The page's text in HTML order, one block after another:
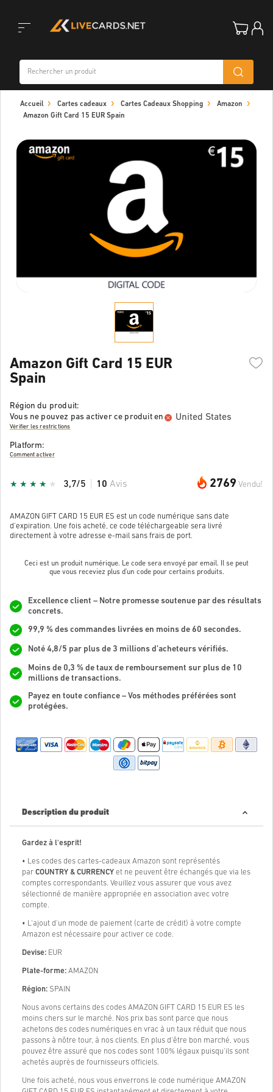
navigation
Accueil Cartes cadeaux Cartes Cadeaux Shopping
Amazon
Amazon Gift Card 15 EUR Spain
Amazon Gift Card 15 EUR
Spain
Région du produit:
Vous ne pouvez pas activer ce produit en
United States
Vérifier les restrictions
Platform:
Comment activer
2769 Vendu!
3,7/5 10 Avis
AMAZON GIFT CARD 15 EUR ES est un code numérique sans date
d'expiration. Une fois acheté, ce code téléchargeable sera livré
directement à votre adresse e-mail sans frais de port.
Ceci est un produit numérique. Le code sera envoyé par email. Il se peut
que vous receviez plus d'un code pour certains produits.
Excellence client – Notre promesse soutenue par des résultats
concrets.
99,9 % des commandes livrées en moins de 60 secondes.
Noté 4,8/5 par plus de 3 millions d’acheteurs vérifiés.
Moins de 0,3 % de taux de remboursement sur plus de 10
millions de transactions.
Payez en toute confiance – Vos méthodes préférées sont
protégées.
Description du produit
Gardez à l'esprit!
• Les codes des cartes-cadeaux Amazon sont représentés
par COUNTRY & CURRENCY et ne peuvent être échangés que via les
comptes correspondants. Veuillez vous assurer que vous avez
sélectionné de manière appropriée en association avec votre
compte.
• L'ajout d'un mode de paiement (carte de crédit) à votre compte
Amazon est nécessaire pour activer ce code.
Devise: EUR
Plate-forme: AMAZON
Région: SPAIN
Nous avons certains des codes AMAZON GIFT CARD 15 EUR ES les
moins chers sur le marché. Nos prix bas sont parce que nous
achetons des codes numériques en vrac à un taux réduit que nous
passons à nôtre tour, à nos clients. En plus d'être bon marché, vous
pouvez être assuré que nos codes sont 100% légaux puisqu'ils sont
achetés auprès de fournisseurs officiels.
Une fois acheté, nous vous enverrons le code numérique AMAZON